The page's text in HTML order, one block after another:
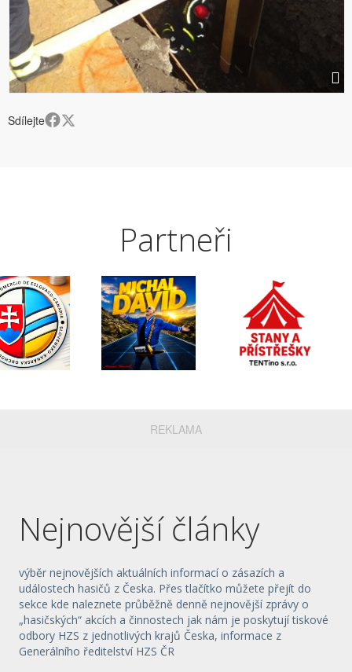
Sdílejte
Partneři
REKLAMA
Nejnovější články
výběr nejnovějších aktuálních informací o zásazích a
událostech hasičů z Česka. Přes tlačítko můžete přejít do
sekce kde naleznete průběžně denně nejnovější zprávy o
„hasičských“ akcích a činnostech jak nám je poskytují tiskové
odbory HZS z jednotlivých krajů Česka, informace z
Generálního ředitelství HZS ČR